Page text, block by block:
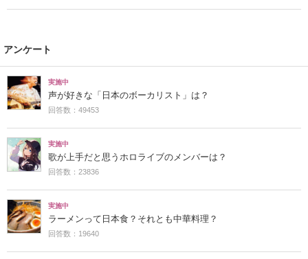
アンケート
実施中
声が好きな「日本のボーカリスト」は？
回答数：49453
実施中
歌が上手だと思うホロライブのメンバーは？
回答数：23836
実施中
ラーメンって日本食？それとも中華料理？
回答数：19640